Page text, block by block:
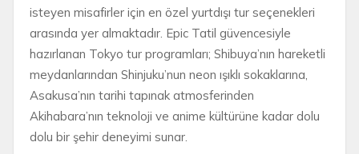
isteyen misafirler için en özel yurtdışı tur seçenekleri
arasında yer almaktadır. Epic Tatil güvencesiyle
hazırlanan Tokyo tur programları; Shibuya’nın hareketli
meydanlarından Shinjuku’nun neon ışıklı sokaklarına,
Asakusa’nın tarihi tapınak atmosferinden
Akihabara’nın teknoloji ve anime kültürüne kadar dolu
dolu bir şehir deneyimi sunar.